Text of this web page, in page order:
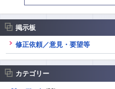
掲示板
修正依頼／意見・要望等
カテゴリー